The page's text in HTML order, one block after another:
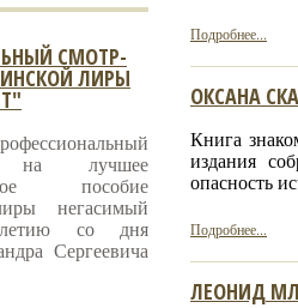
Подробнее...
ОКСАНА
Книга
издания
опасность
Подробнее...
ЛЕОНИД
СМОТР-
ЛИРЫ
на лучшее
пособие
негасимый
со дня
Сергеевича